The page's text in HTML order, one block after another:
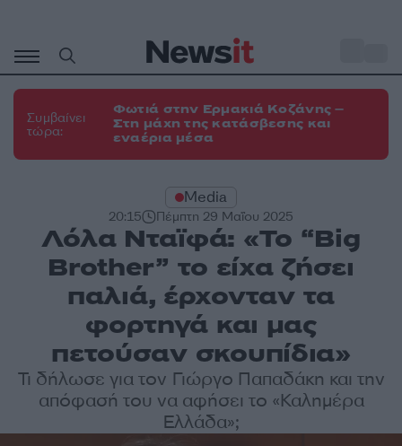
περιεχόμενο
Συμβαίνει
τώρα:
Φωτιά στην Ερμακιά Κοζάνης –
Στη μάχη της κατάσβεσης και
εναέρια μέσα
Media
20:15 Πέμπτη 29 Μαΐου 2025
Λόλα Νταϊφά: «Το “Big
Brother” το είχα ζήσει
παλιά, έρχονταν τα
φορτηγά και μας
πετούσαν σκουπίδια»
Τι δήλωσε για τον Γιώργο Παπαδάκη και την
απόφασή του να αφήσει το «Καλημέρα
Ελλάδα»;